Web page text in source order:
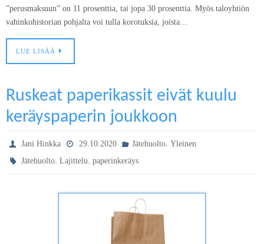
”perusmaksuun” on 11 prosenttia, tai jopa 30 prosenttia. Myös taloyhtiön
vahinkohistorian pohjalta voi tulla korotuksia, joista…
LUE LISÄÄ
Ruskeat paperikassit eivät kuulu
keräyspaperin joukkoon
Jani Hinkka 29.10.2020 Jätehuolto, Yleinen
Jätehuolto,Lajittelu,paperinkeräys